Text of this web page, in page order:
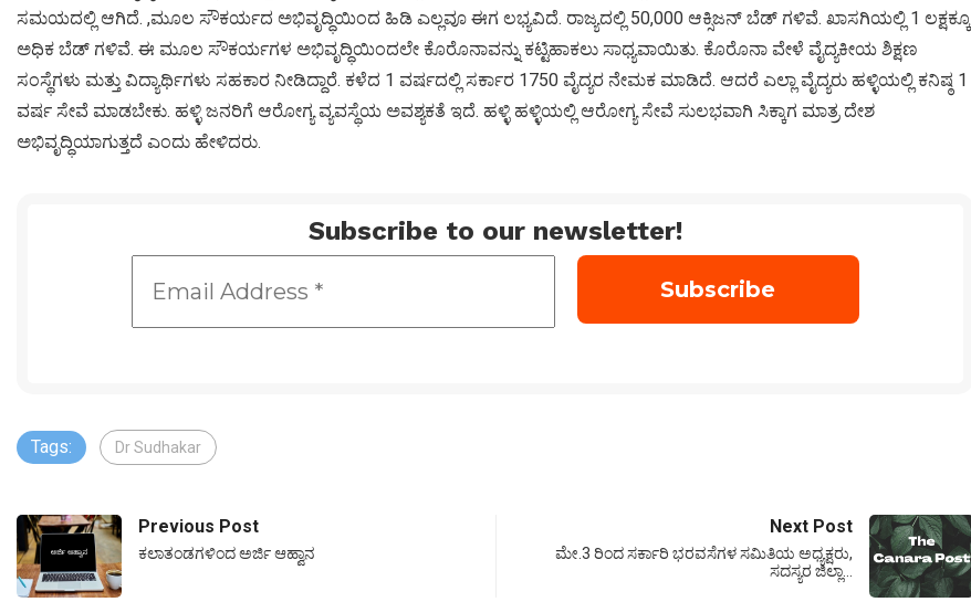
ಸಮಯದಲ್ಲಿ ಆಗಿದೆ. ,ಮೂಲ ಸೌಕರ್ಯದ ಅಭಿವೃದ್ಧಿಯಿಂದ ಹಿಡಿ ಎಲ್ಲವೂ ಈಗ ಲಭ್ಯವಿದೆ. ರಾಜ್ಯದಲ್ಲಿ 50,000 ಆಕ್ಸಿಜನ್ ಬೆಡ್ ಗಳಿವೆ. ಖಾಸಗಿಯಲ್ಲಿ 1 ಲಕ್ಷಕ್ಕೂ
ಅಧಿಕ ಬೆಡ್ ಗಳಿವೆ. ಈ ಮೂಲ ಸೌಕರ್ಯಗಳ ಅಭಿವೃದ್ಧಿಯಿಂದಲೇ ಕೊರೊನಾವನ್ನು ಕಟ್ಟಿಹಾಕಲು ಸಾಧ್ಯವಾಯಿತು. ಕೊರೊನಾ ವೇಳೆ ವೈದ್ಯಕೀಯ ಶಿಕ್ಷಣ
ಸಂಸ್ಥೆಗಳು ಮತ್ತು ವಿದ್ಯಾರ್ಥಿಗಳು ಸಹಕಾರ ನೀಡಿದ್ದಾರೆ. ಕಳೆದ 1 ವರ್ಷದಲ್ಲಿ ಸರ್ಕಾರ 1750 ವೈದ್ಯರ ನೇಮಕ ಮಾಡಿದೆ. ಆದರೆ ಎಲ್ಲಾ ವೈದ್ಯರು ಹಳ್ಳಿಯಲ್ಲಿ ಕನಿಷ್ಠ 1
ವರ್ಷ ಸೇವೆ ಮಾಡಬೇಕು. ಹಳ್ಳಿ ಜನರಿಗೆ ಆರೋಗ್ಯ ವ್ಯವಸ್ಥೆಯ ಅವಶ್ಯಕತೆ ಇದೆ. ಹಳ್ಳಿ ಹಳ್ಳಿಯಲ್ಲಿ ಆರೋಗ್ಯ ಸೇವೆ ಸುಲಭವಾಗಿ ಸಿಕ್ಕಾಗ ಮಾತ್ರ ದೇಶ
ಅಭಿವೃದ್ಧಿಯಾಗುತ್ತದೆ ಎಂದು ಹೇಳಿದರು.
Subscribe to our newsletter!
Tags: Dr Sudhakar
Previous Post
ಕಲಾತಂಡಗಳಿಂದ ಅರ್ಜಿ ಆಹ್ವಾನ
Next Post
ಮೇ.3 ರಿಂದ ಸರ್ಕಾರಿ ಭರವಸೆಗಳ ಸಮಿತಿಯ ಅಧ್ಯಕ್ಷರು,
ಸದಸ್ಯರ ಜಿಲ್ಲಾ…